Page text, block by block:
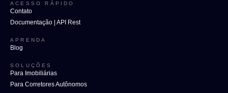
ACESSO RÁPIDO
Contato
Documentação | API Rest
APRENDA
Blog
SOLUÇÕES
Para Imobiliárias
Para Corretores Autônomos